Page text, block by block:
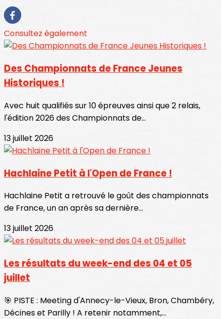
Consultez également
Des Championnats de France Jeunes
Historiques !
Avec huit qualifiés sur 10 épreuves ainsi que 2 relais,
l'édition 2026 des Championnats de...
13 juillet 2026
Hachlaine Petit à l'Open de France !
Hachlaine Petit a retrouvé le goût des championnats
de France, un an après sa dernière...
13 juillet 2026
Les résultats du week-end des 04 et 05
juillet
🎯 PISTE : Meeting d'Annecy-le-Vieux, Bron, Chambéry,
Décines et Parilly ! A retenir notamment,...